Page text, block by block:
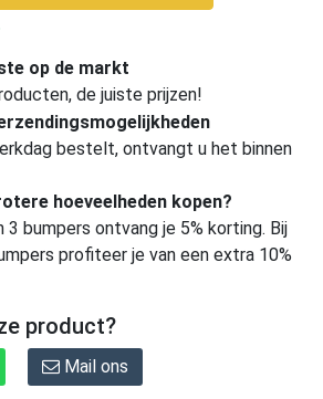
op de markt
de juiste prijzen!
bestelt, ontvangt u het binnen
hoeveelheden kopen?
3 bumpers ontvang je 5% korting. Bij
profiteer je van een extra 10%
product?
Mail ons